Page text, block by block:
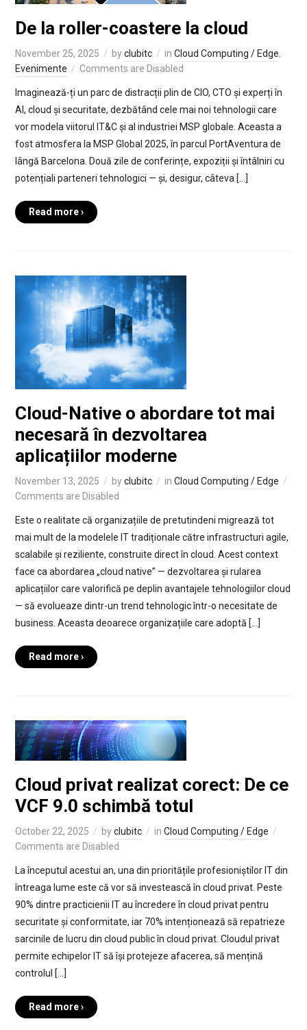
De la roller-coastere la cloud
November 25, 2025 byclubitc in Cloud Computing / Edge,
Evenimente
Comments are Disabled
Imaginează-ți un parc de distracții plin de CIO, CTO și experți în
AI, cloud și securitate, dezbătând cele mai noi tehnologii care
vor modela viitorul IT&C și al industriei MSP globale. Aceasta a
fost atmosfera la MSP Global 2025, în parcul PortAventura de
lângă Barcelona. Două zile de conferințe, expoziții și întâlniri cu
potențiali parteneri tehnologici — și, desigur, câteva […]
Read more ›
Cloud-Native o abordare tot mai
necesară în dezvoltarea
aplicațiilor moderne
November 13, 2025 byclubitc in Cloud Computing / Edge
Comments are Disabled
Este o realitate că organizațiile de pretutindeni migrează tot
mai mult de la modelele IT tradiționale către infrastructuri agile,
scalabile și reziliente, construite direct în cloud. Acest context
face ca abordarea „cloud native” — dezvoltarea și rularea
aplicațiilor care valorifică pe deplin avantajele tehnologiilor cloud
— să evolueaze dintr-un trend tehnologic într-o necesitate de
business. Aceasta deoarece organizațiile care adoptă […]
Read more ›
Cloud privat realizat corect: De ce
VCF 9.0 schimbă totul
October 22, 2025 byclubitc in Cloud Computing / Edge
Comments are Disabled
La începutul acestui an, una din prioritățile profesioniștilor IT din
întreaga lume este că vor să investească în cloud privat. Peste
90% dintre practicienii IT au încredere în cloud privat pentru
securitate și conformitate, iar 70% intenționează să repatrieze
sarcinile de lucru din cloud public în cloud privat. Cloudul privat
permite echipelor IT să își protejeze afacerea, să mențină
controlul […]
Read more ›